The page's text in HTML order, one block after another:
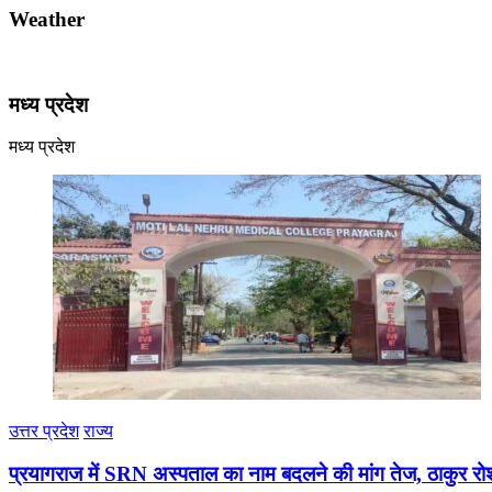
Weather
मध्य प्रदेश
मध्य प्रदेश
उत्तर प्रदेश राज्य
प्रयागराज में SRN अस्पताल का नाम बदलने की मांग तेज, ठाकुर